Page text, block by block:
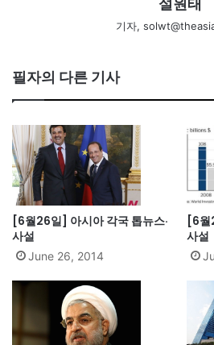
기자,
필자의 다른 기사
[6월26일] 아시아 각국 톱뉴스·
사설
June 26, 2014
[6월
사설